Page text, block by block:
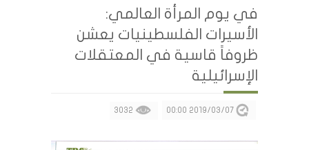
في يوم المرأة العالمي:
الأسيرات الفلسطينيات يعشن
ظروفاً قاسية في المعتقلات
الإسرائيلية